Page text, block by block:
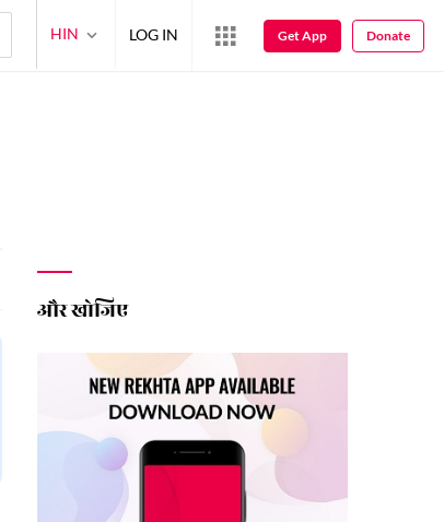
और खोजिए
HIN LOG IN Get App Donate